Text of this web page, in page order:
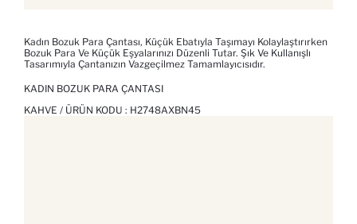
Kadın Bozuk Para Çantası, Küçük Ebatıyla Taşımayı Kolaylaştırırken
Bozuk Para Ve Küçük Eşyalarınızı Düzenli Tutar. Şık Ve Kullanışlı
Tasarımıyla Çantanızın Vazgeçilmez Tamamlayıcısıdır.
KADIN BOZUK PARA ÇANTASI
KAHVE / ÜRÜN KODU : H2748AXBN45